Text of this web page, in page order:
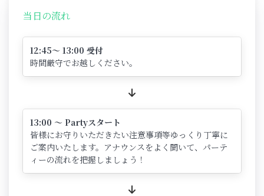
当日の流れ
12:45～ 13:00 受付
時間厳守でお越しください。
13:00 ～ Partyスタート
皆様にお守りいただきたい注意事項等ゆっくり丁寧に
ご案内いたします。アナウンスをよく聞いて、パーテ
ィーの流れを把握しましょう！